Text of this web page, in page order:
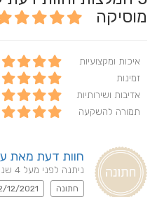
מוסיקה
איכות ומקצועיות
זמינות
אדיבות ושירותיות
תמורה להשקעה
חוות דעת מאת
ניתנה לפני מעל 4 שנים
חתונה 12/2021